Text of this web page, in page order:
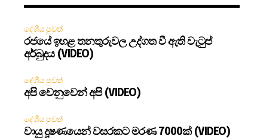
දේශීය පුවත්
රජයේ ඉහළ තනතුරුවල උද්ගත වී ඇති වැටුප්
අර්බුදය (VIDEO)
දේශීය පුවත්
අපි වෙනුවෙන් අපි (VIDEO)
දේශීය පුවත්
වායු දූෂණයෙන් වසරකට මරණ 7000ක් (VIDEO)